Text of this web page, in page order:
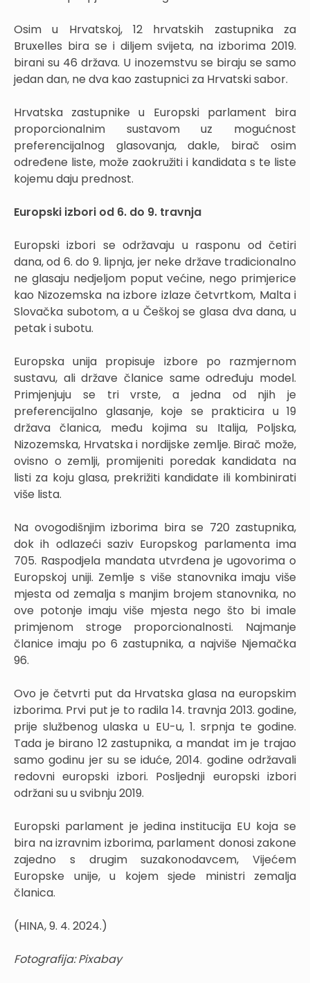
Osim u Hrvatskoj, 12 hrvatskih zastupnika za
Bruxelles bira se i diljem svijeta, na izborima 2019.
birani su 46 država. U inozemstvu se biraju se samo
jedan dan, ne dva kao zastupnici za Hrvatski sabor.
Hrvatska zastupnike u Europski parlament bira
proporcionalnim sustavom uz mogućnost
preferencijalnog glasovanja, dakle, birač osim
određene liste, može zaokružiti i kandidata s te liste
kojemu daju prednost.
Europski izbori od 6. do 9. travnja
Europski izbori se održavaju u rasponu od četiri
dana, od 6. do 9. lipnja, jer neke države tradicionalno
ne glasaju nedjeljom poput većine, nego primjerice
kao Nizozemska na izbore izlaze četvrtkom, Malta i
Slovačka subotom, a u Češkoj se glasa dva dana, u
petak i subotu.
Europska unija propisuje izbore po razmjernom
sustavu, ali države članice same određuju model.
Primjenjuju se tri vrste, a jedna od njih je
preferencijalno glasanje, koje se prakticira u 19
država članica, među kojima su Italija, Poljska,
Nizozemska, Hrvatska i nordijske zemlje. Birač može,
ovisno o zemlji, promijeniti poredak kandidata na
listi za koju glasa, prekrižiti kandidate ili kombinirati
više lista.
Na ovogodišnjim izborima bira se 720 zastupnika,
dok ih odlazeći saziv Europskog parlamenta ima
705. Raspodjela mandata utvrđena je ugovorima o
Europskoj uniji. Zemlje s više stanovnika imaju više
mjesta od zemalja s manjim brojem stanovnika, no
ove potonje imaju više mjesta nego što bi imale
primjenom stroge proporcionalnosti. Najmanje
članice imaju po 6 zastupnika, a najviše Njemačka
96.
Ovo je četvrti put da Hrvatska glasa na europskim
izborima. Prvi put je to radila 14. travnja 2013. godine,
prije službenog ulaska u EU-u, 1. srpnja te godine.
Tada je birano 12 zastupnika, a mandat im je trajao
samo godinu jer su se iduće, 2014. godine održavali
redovni europski izbori. Posljednji europski izbori
održani su u svibnju 2019.
Europski parlament je jedina institucija EU koja se
bira na izravnim izborima, parlament donosi zakone
zajedno s drugim suzakonodavcem, Vijećem
Europske unije, u kojem sjede ministri zemalja
članica.
(HINA, 9. 4. 2024.)
Fotografija: Pixabay